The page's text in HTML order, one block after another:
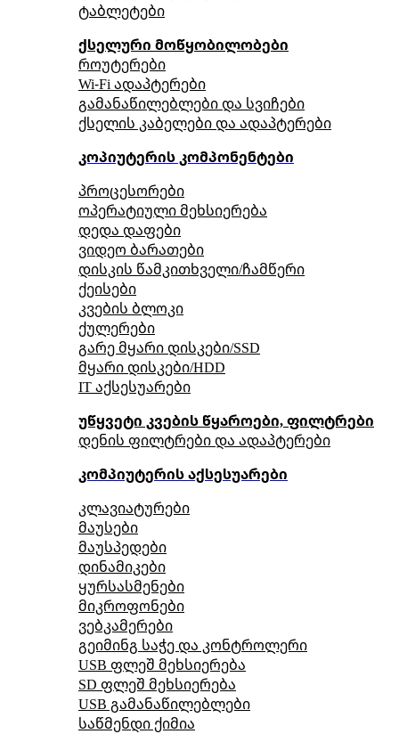
ტაბლეტები
ქსელური მოწყობილობები
როუტერები
Wi-Fi ადაპტერები
გამანაწილებლები და სვიჩები
ქსელის კაბელები და ადაპტერები
კოპიუტერის კომპონენტები
პროცესორები
ოპერატიული მეხსიერება
დედა დაფები
ვიდეო ბარათები
დისკის წამკითხველი/ჩამწერი
ქეისები
კვების ბლოკი
ქულერები
გარე მყარი დისკები/SSD
მყარი დისკები/HDD
IT აქსესუარები
უწყვეტი კვების წყაროები, ფილტრები
დენის ფილტრები და ადაპტერები
კომპიუტერის აქსესუარები
კლავიატურები
მაუსები
მაუსპედები
დინამიკები
ყურსასმენები
მიკროფონები
ვებკამერები
გეიმინგ საჭე და კონტროლერი
USB ფლეშ მეხსიერება
SD ფლეშ მეხსიერება
USB გამანაწილებლები
საწმენდი ქიმია